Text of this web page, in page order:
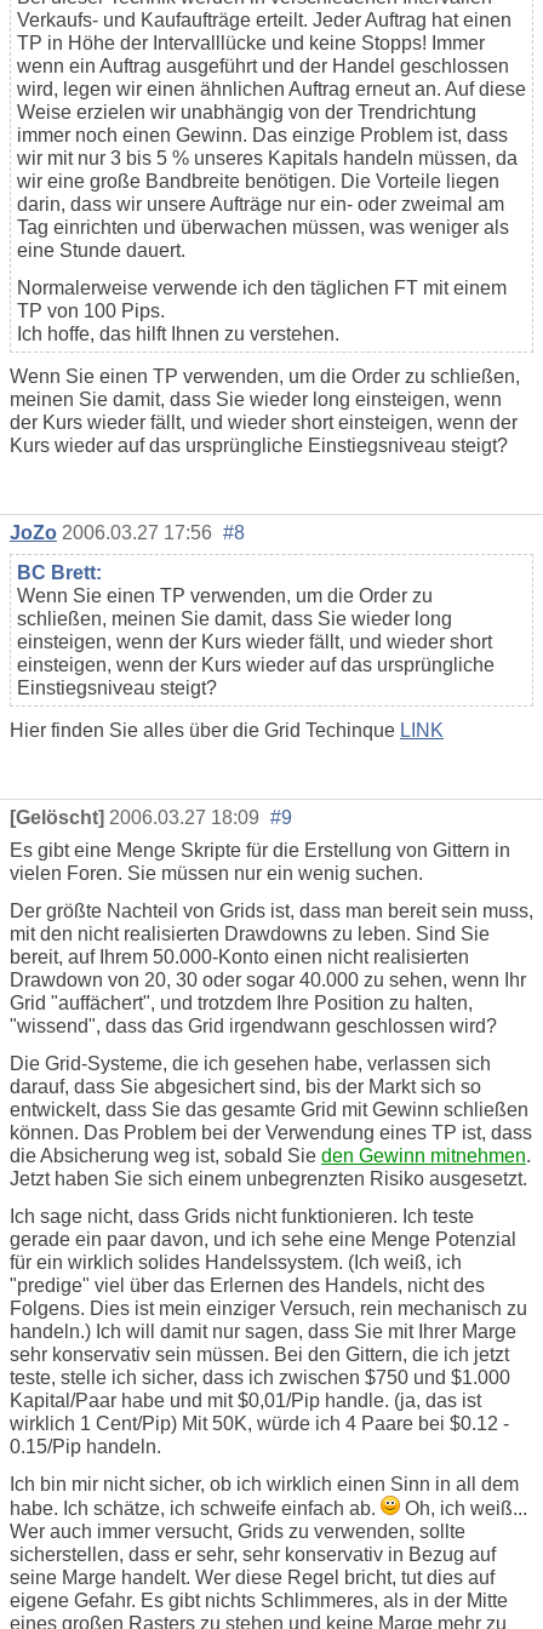
Verkaufs- und Kaufaufträge erteilt. Jeder Auftrag hat einen
TP in Höhe der Intervalllücke und keine Stopps! Immer
wenn ein Auftrag ausgeführt und der Handel geschlossen
wird, legen wir einen ähnlichen Auftrag erneut an. Auf diese
Weise erzielen wir unabhängig von der Trendrichtung
immer noch einen Gewinn. Das einzige Problem ist, dass
wir mit nur 3 bis 5 % unseres Kapitals handeln müssen, da
wir eine große Bandbreite benötigen. Die Vorteile liegen
darin, dass wir unsere Aufträge nur ein- oder zweimal am
Tag einrichten und überwachen müssen, was weniger als
eine Stunde dauert.
Normalerweise verwende ich den täglichen FT mit einem
TP von 100 Pips.
Ich hoffe, das hilft Ihnen zu verstehen.
Wenn Sie einen TP verwenden, um die Order zu schließen,
meinen Sie damit, dass Sie wieder long einsteigen, wenn
der Kurs wieder fällt, und wieder short einsteigen, wenn der
Kurs wieder auf das ursprüngliche Einstiegsniveau steigt?
JoZo 2006.03.27 17:56 #8
BC Brett:
Wenn Sie einen TP verwenden, um die Order zu
schließen, meinen Sie damit, dass Sie wieder long
einsteigen, wenn der Kurs wieder fällt, und wieder short
einsteigen, wenn der Kurs wieder auf das ursprüngliche
Einstiegsniveau steigt?
Hier finden Sie alles über die Grid Techinque LINK
[Gelöscht] 2006.03.27 18:09 #9
Es gibt eine Menge Skripte für die Erstellung von Gittern in
vielen Foren. Sie müssen nur ein wenig suchen.
Der größte Nachteil von Grids ist, dass man bereit sein muss,
mit den nicht realisierten Drawdowns zu leben. Sind Sie
bereit, auf Ihrem 50.000-Konto einen nicht realisierten
Drawdown von 20, 30 oder sogar 40.000 zu sehen, wenn Ihr
Grid "auffächert", und trotzdem Ihre Position zu halten,
"wissend", dass das Grid irgendwann geschlossen wird?
Die Grid-Systeme, die ich gesehen habe, verlassen sich
darauf, dass Sie abgesichert sind, bis der Markt sich so
entwickelt, dass Sie das gesamte Grid mit Gewinn schließen
können. Das Problem bei der Verwendung eines TP ist, dass
die Absicherung weg ist, sobald Sie den Gewinn mitnehmen.
Jetzt haben Sie sich einem unbegrenzten Risiko ausgesetzt.
Ich sage nicht, dass Grids nicht funktionieren. Ich teste
gerade ein paar davon, und ich sehe eine Menge Potenzial
für ein wirklich solides Handelssystem. (Ich weiß, ich
"predige" viel über das Erlernen des Handels, nicht des
Folgens. Dies ist mein einziger Versuch, rein mechanisch zu
handeln.) Ich will damit nur sagen, dass Sie mit Ihrer Marge
sehr konservativ sein müssen. Bei den Gittern, die ich jetzt
teste, stelle ich sicher, dass ich zwischen $750 und $1.000
Kapital/Paar habe und mit $0,01/Pip handle. (ja, das ist
wirklich 1 Cent/Pip) Mit 50K, würde ich 4 Paare bei $0.12 -
0.15/Pip handeln.
Ich bin mir nicht sicher, ob ich wirklich einen Sinn in all dem
habe. Ich schätze, ich schweife einfach ab.
Oh, ich weiß...
Wer auch immer versucht, Grids zu verwenden, sollte
sicherstellen, dass er sehr, sehr konservativ in Bezug auf
seine Marge handelt. Wer diese Regel bricht, tut dies auf
eigene Gefahr. Es gibt nichts Schlimmeres, als in der Mitte
eines großen Rasters zu stehen und keine Marge mehr zu